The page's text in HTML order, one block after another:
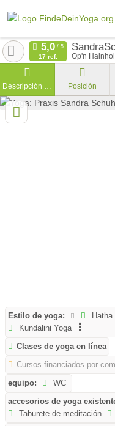
Op'n
17 ref.
Descripción general Posición
Estilo de yoga: Hatha
Kundalini Yoga
Clases de yoga en línea
Cursos financiados por
equipo:
WC
accesorios de yoga
Taburete de meditación